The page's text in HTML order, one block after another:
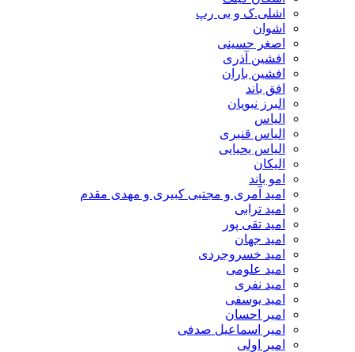
اشلی.ک و بی رپ
اشوان
اصغر حسینی
افشین آذری
افشین باران
افق باند
البرز نبویان
الیاس
الیاس قنبرى
الیاس یحیایی
الیکان
امو باند
امید آمری و مجتبی کبیری و مهدى مقدم
امید ترابی
امید تقی پور
امید جهان
امید خسروجردی
امید علومی
امید نفری
امید یوسفی
امیر احسان
امیر اسماعیل صدفی
امیر اولی